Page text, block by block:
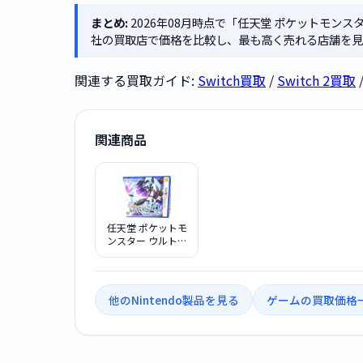
まとめ:2026年08月時点で「任天堂 ポケットモン
社の買取店で価格を比較し、最も高く売れる店舗を
関連する買取ガイド: Switch買取 / Switch 2買取
関連商品
任天堂 ポケットモ
ンスター ウルトラ
他のNintendo製品を見る ゲームの買取価格